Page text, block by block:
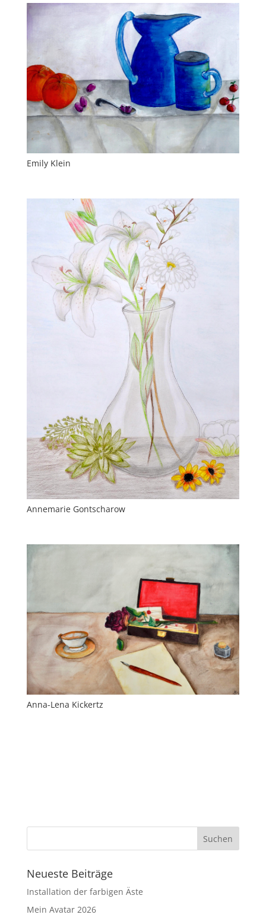
Emily Klein
Annemarie Gontscharow
Anna-Lena Kickertz
Neueste Beiträge
Installation der farbigen Äste
Mein Avatar 2026